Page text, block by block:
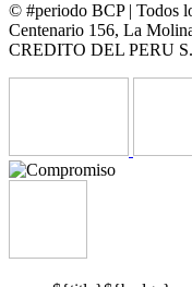
© #periodo BCP | Todos
Centenario 156, La
CREDITO DEL PERU